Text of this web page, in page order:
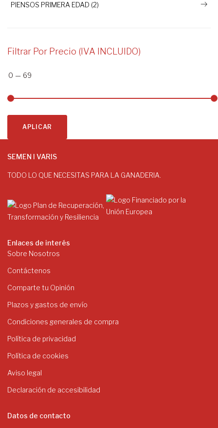
PIENSOS PRIMERA EDAD (2)
Filtrar Por Precio (IVA INCLUIDO)
0 — 69
APLICAR
SEMEN I VARIS
TODO LO QUE NECESITAS PARA LA GANADERIA.
Enlaces de interés
Sobre Nosotros
Contáctenos
Comparte tu Opinión
Plazos y gastos de envío
Condiciones generales de compra
Política de privacidad
Política de cookies
Aviso legal
Declaración de accesibilidad
Datos de contacto